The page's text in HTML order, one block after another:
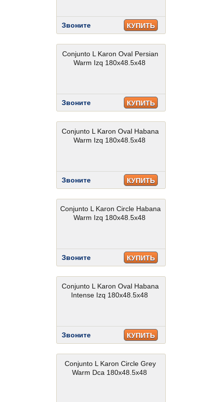
Звоните КУПИТЬ
Conjunto L Karon Oval Persian
Warm Izq 180x48.5x48
Звоните КУПИТЬ
Conjunto L Karon Oval Habana
Warm Izq 180x48.5x48
Звоните КУПИТЬ
Conjunto L Karon Circle Habana
Warm Izq 180x48.5x48
Звоните КУПИТЬ
Conjunto L Karon Oval Habana
Intense Izq 180x48.5x48
Звоните КУПИТЬ
Conjunto L Karon Circle Grey
Warm Dca 180x48.5x48